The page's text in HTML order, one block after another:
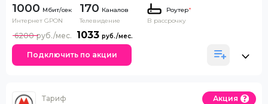
1000
Интернет GPON
170 Каналов
Телевидение
Роутер*
В рассрочку
1033
6200
Подключить по акции
Тариф Акция